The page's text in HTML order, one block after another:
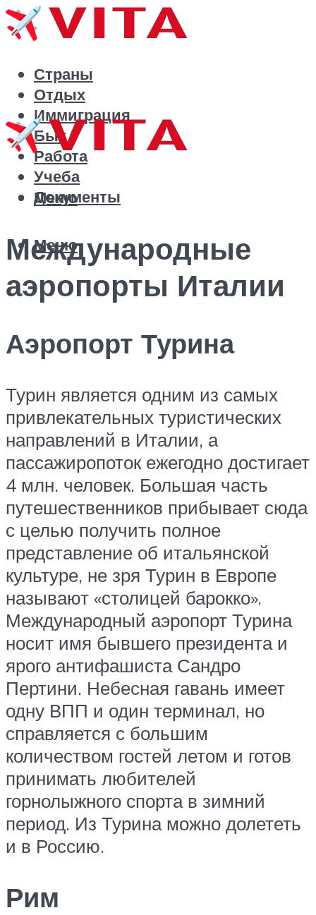
Страны
Отдых
Иммиграция
Быт
Работа
Учеба
Документы
Меню
Меню
Международные
аэропорты Италии
Аэропорт Турина
Турин является одним из самых
привлекательных туристических
направлений в Италии, а
пассажиропоток ежегодно достигает
4 млн. человек. Большая часть
путешественников прибывает сюда
с целью получить полное
представление об итальянской
культуре, не зря Турин в Европе
называют «столицей барокко».
Международный аэропорт Турина
носит имя бывшего президента и
ярого антифашиста Сандро
Пертини. Небесная гавань имеет
одну ВПП и один терминал, но
справляется с большим
количеством гостей летом и готов
принимать любителей
горнолыжного спорта в зимний
период. Из Турина можно долететь
и в Россию.
Рим